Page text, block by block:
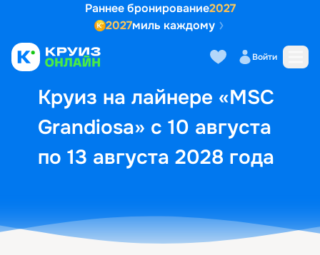
Раннее бронирование2027
2027миль каждому
Войти
Круиз на лайнере «MSC
Grandiosa» с 10 августа
по 13 августа 2028 года
Выбор кают Маршрут и